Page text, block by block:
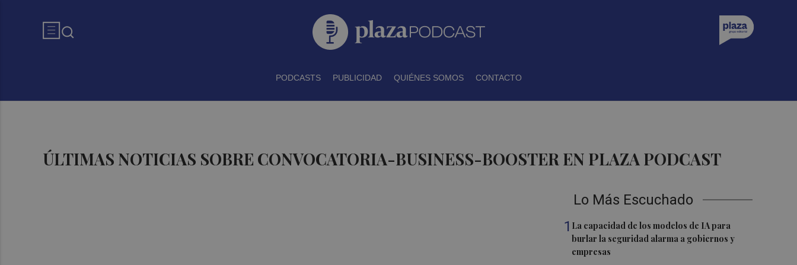
PODCASTS PUBLICIDAD QUIÉNES SOMOS CONTACTO
ÚLTIMAS NOTICIAS SOBRE CONVOCATORIA-BUSINESS-BOOSTER EN PLAZA PODCAST
Lo Más Escuchado
1 La capacidad de los modelos de IA para
burlar la seguridad alarma a gobiernos y
empresas